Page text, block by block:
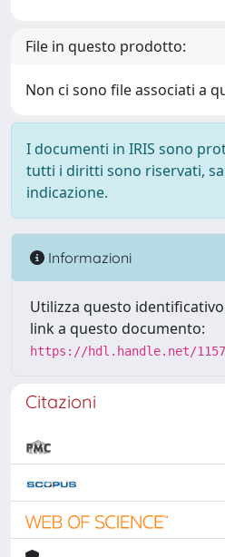
File in questo prodotto:
Non ci sono file associati a
I documenti in IRIS sono
tutti i diritti sono riservati,
indicazione.
Informazioni
Utilizza questo
link a questo documento:
https://hdl.handle.net/
Citazioni